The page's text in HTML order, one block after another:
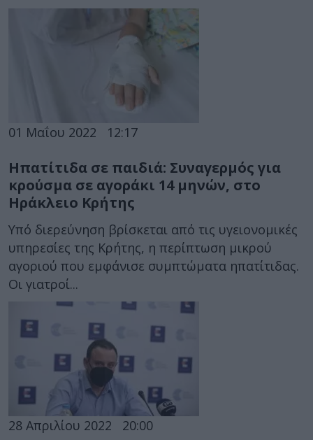
01 Μαΐου 2022 12:17
Ηπατίτιδα σε παιδιά: Συναγερμός για
κρούσμα σε αγοράκι 14 μηνών, στο
Ηράκλειο Κρήτης
Υπό διερεύνηση βρίσκεται από τις υγειονομικές
υπηρεσίες της Κρήτης, η περίπτωση μικρού
αγοριού που εμφάνισε συμπτώματα ηπατίτιδας.
Οι γιατροί...
28 Απριλίου 2022 20:00